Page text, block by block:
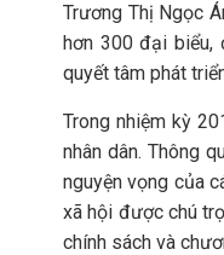
Trương Thị Ngọc
hơn 300 đại biểu,
quyết tâm phát
Trong nhiệm kỳ
nhân dân. Thông
nguyện vọng của
xã hội được chú
chính sách và